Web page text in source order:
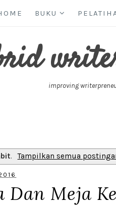
BUKU
improving
. Tampilkan semua
Dan Meja